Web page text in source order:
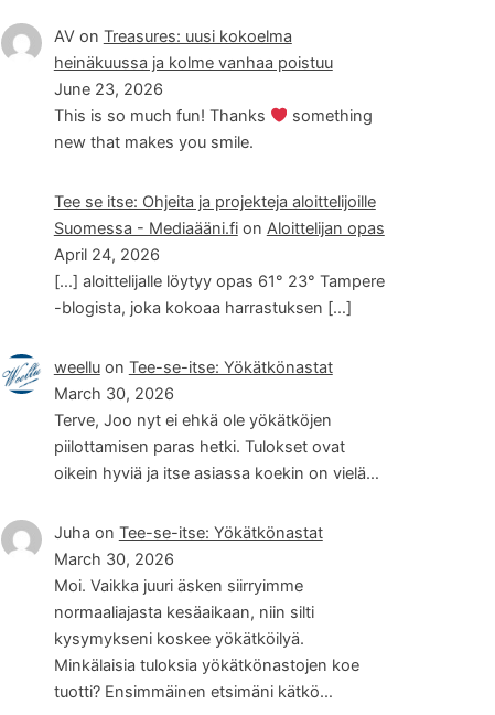
AVon Treasures: uusi kokoelma
heinäkuussa ja kolme vanhaa poistuu
June 23, 2026
This is so much fun! Thanks
something
new that makes you smile.
Tee se itse: Ohjeita ja projekteja aloittelijoille
Suomessa - Mediaääni.fion Aloittelijan opas
April 24, 2026
[…] aloittelijalle löytyy opas 61° 23° Tampere
-blogista, joka kokoaa harrastuksen […]
weelluon Tee-se-itse: Yökätkönastat
March 30, 2026
Terve, Joo nyt ei ehkä ole yökätköjen
piilottamisen paras hetki. Tulokset ovat
oikein hyviä ja itse asiassa koekin on vielä…
Juha on Tee-se-itse: Yökätkönastat
March 30, 2026
Moi. Vaikka juuri äsken siirryimme
normaaliajasta kesäaikaan, niin silti
kysymykseni koskee yökätköilyä.
Minkälaisia tuloksia yökätkönastojen koe
tuotti? Ensimmäinen etsimäni kätkö…